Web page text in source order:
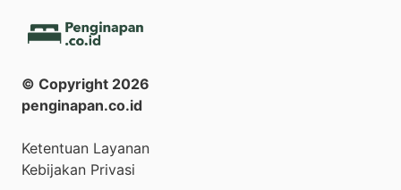
© Copyright 2026
penginapan.co.id
Ketentuan Layanan
Kebijakan Privasi